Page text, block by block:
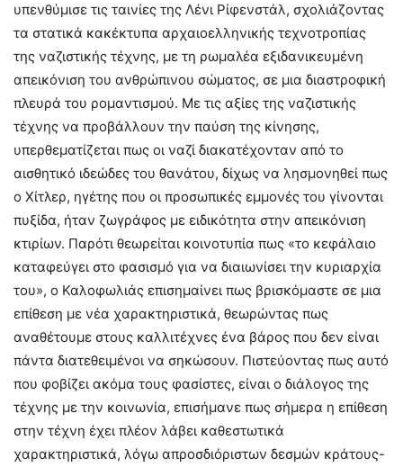
υπενθύμισε τις ταινίες της Λένι Ρίφενστάλ, σχολιάζοντας
τα στατικά κακέκτυπα αρχαιοελληνικής τεχνοτροπίας
της ναζιστικής τέχνης, με τη ρωμαλέα εξιδανικευμένη
απεικόνιση του ανθρώπινου σώματος, σε μια διαστροφική
πλευρά του ρομαντισμού. Με τις αξίες της ναζιστικής
τέχνης να προβάλλουν την παύση της κίνησης,
υπερθεματίζεται πως οι ναζί διακατέχονταν από το
αισθητικό ιδεώδες του θανάτου, δίχως να λησμονηθεί πως
ο Χίτλερ, ηγέτης που οι προσωπικές εμμονές του γίνονται
πυξίδα, ήταν ζωγράφος με ειδικότητα στην απεικόνιση
κτιρίων. Παρότι θεωρείται κοινοτυπία πως «το κεφάλαιο
καταφεύγει στο φασισμό για να διαιωνίσει την κυριαρχία
του», ο Καλοφωλιάς επισημαίνει πως βρισκόμαστε σε μια
επίθεση με νέα χαρακτηριστικά, θεωρώντας πως
αναθέτουμε στους καλλιτέχνες ένα βάρος που δεν είναι
πάντα διατεθειμένοι να σηκώσουν. Πιστεύοντας πως αυτό
που φοβίζει ακόμα τους φασίστες, είναι ο διάλογος της
τέχνης με την κοινωνία, επισήμανε πως σήμερα η επίθεση
στην τέχνη έχει πλέον λάβει καθεστωτικά
χαρακτηριστικά, λόγω απροσδιόριστων δεσμών κράτους-